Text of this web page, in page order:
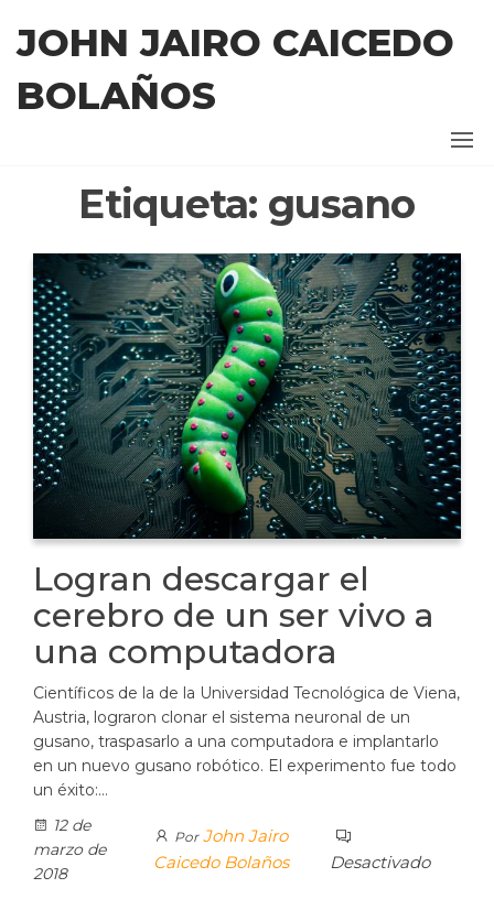
JOHN JAIRO CAICEDO
BOLAÑOS
Etiqueta: gusano
Logran descargar el
cerebro de un ser vivo a
una computadora
Científicos de la de la Universidad Tecnológica de Viena,
Austria, lograron clonar el sistema neuronal de un
gusano, traspasarlo a una computadora e implantarlo
en un nuevo gusano robótico. El experimento fue todo
un éxito:…
12 de
marzo de
2018
Por John Jairo
Caicedo Bolaños
Desactivado